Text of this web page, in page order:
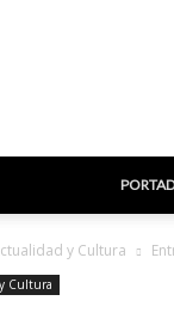
y Cultura
Cultura